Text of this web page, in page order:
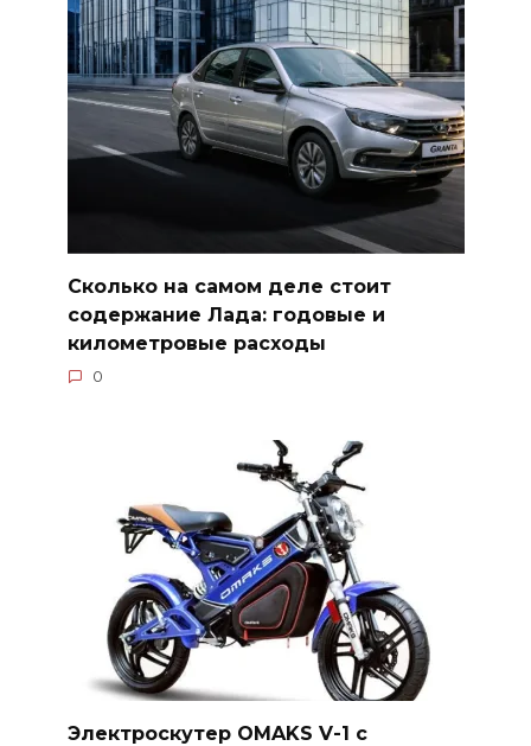
Сколько на самом деле стоит
содержание Лада: годовые и
километровые расходы
0
Электроскутер OMAKS V-1 с